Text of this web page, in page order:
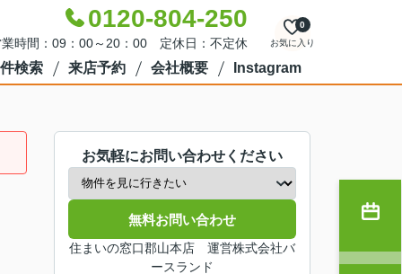
0120-804-250
時間：09：00～20：00 定休日：不定休 お気に入り
0
検索 来店予約 会社概要 Instagram
お気軽にお問い合わせください
無料お問い合わせ
住まいの窓口郡山本店 運営株式会社バ
ースランド